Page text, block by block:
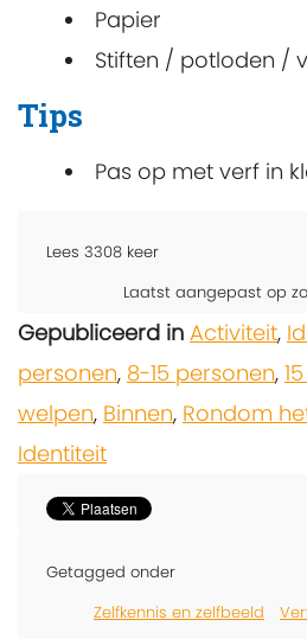
Papier
Stiften / potloden /
Tips
Pas op met verf in
Lees 3308 keer
Laatst aangepast op
Gepubliceerd in Activiteit,
personen, 8-15 personen,
welpen, Binnen, Rondom
Identiteit
Getagged onder
Zelfkennis en zelfbeeld